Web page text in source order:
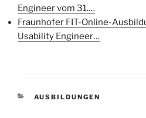
Engineer vom 31.…
Fraunhofer FIT-Online-
Usability Engineer…
KATEGORIEN
AUSBILDUNGEN